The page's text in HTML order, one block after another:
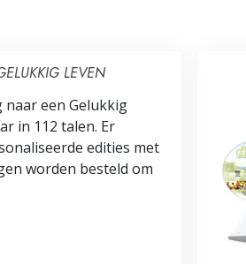
LEVEN
naar een Gelukkig
in 112 talen. Er
edities met
worden besteld om